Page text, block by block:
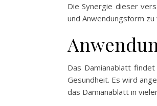
Die Synergie dieser
und Anwendungsform
Das Damianablatt
Gesundheit. Es wird
das Damianablatt in